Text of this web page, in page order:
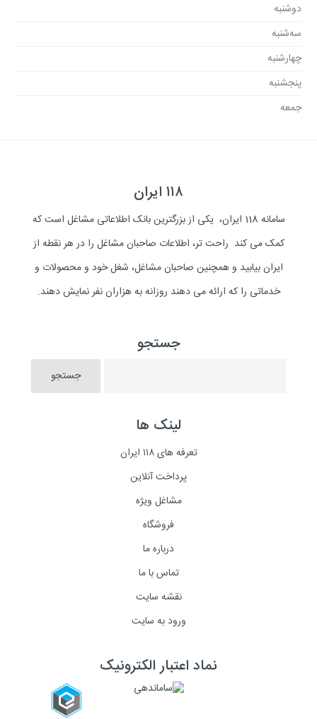
دوشنبه
سه‌شنبه
چهارشنبه
پنجشنبه
جمعه
۱۱۸ ایران
سامانه 118 ایران، یکی از بزرگترین بانک اطلاعاتی مشاغل است که
کمک می کند راحت تر، اطلاعات صاحبان مشاغل را در هر نقطه از
ایران بیابید و همچنین صاحبان مشاغل، شغل خود و محصولات و
خدماتی را که ارائه می دهند روزانه به هزاران نفر نمایش دهند.
جستجو
لینک ها
تعرفه های ۱۱۸ ایران
پرداخت آنلاین
مشاغل ویژه
فروشگاه
درباره ما
تماس با ما
نقشه سایت
ورود به سایت
نماد اعتبار الکترونیک